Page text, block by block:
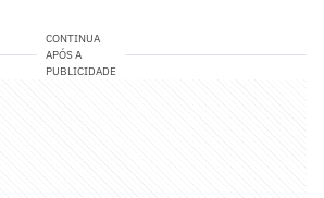
CONTINUA
APÓS A
PUBLICIDADE